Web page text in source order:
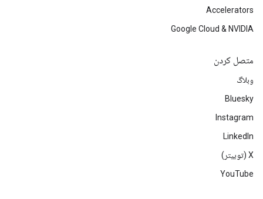
Accelerators
Google Cloud & NVIDIA
متصل کردن
وبلاگ
Bluesky
Instagram
LinkedIn
‫X (توییتر)
YouTube